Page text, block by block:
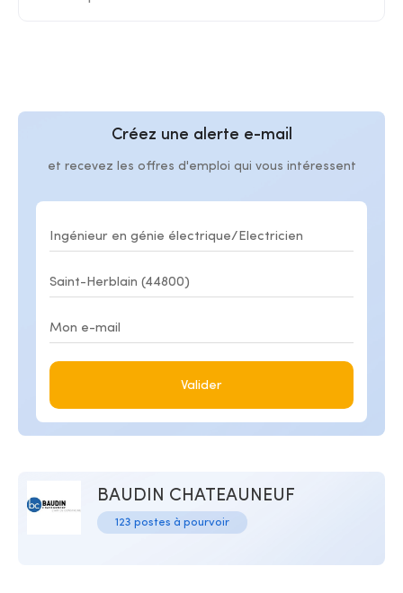
Créez une alerte e-mail
et recevez les offres d'emploi qui vous intéressent
Valider
BAUDIN CHATEAUNEUF
123 postes à pourvoir